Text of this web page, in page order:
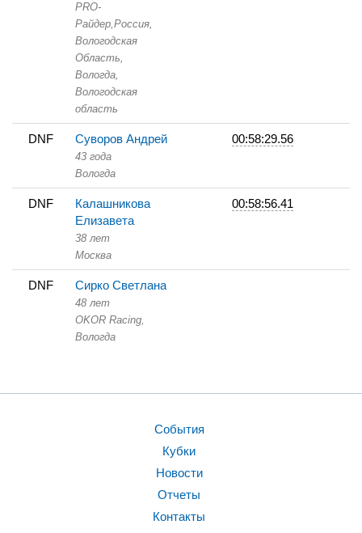
PRO-
Райдер,Россия,
Вологодская
Область,
Вологда,
Вологодская
область
DNF Суворов Андрей
43 года
Вологда
00:58:29.56
DNF
Калашникова
Елизавета
38 лет
Москва
00:58:56.41
DNF Сирко Светлана
48 лет
OKOR Racing,
Вологда
События
Кубки
Новости
Отчеты
Контакты